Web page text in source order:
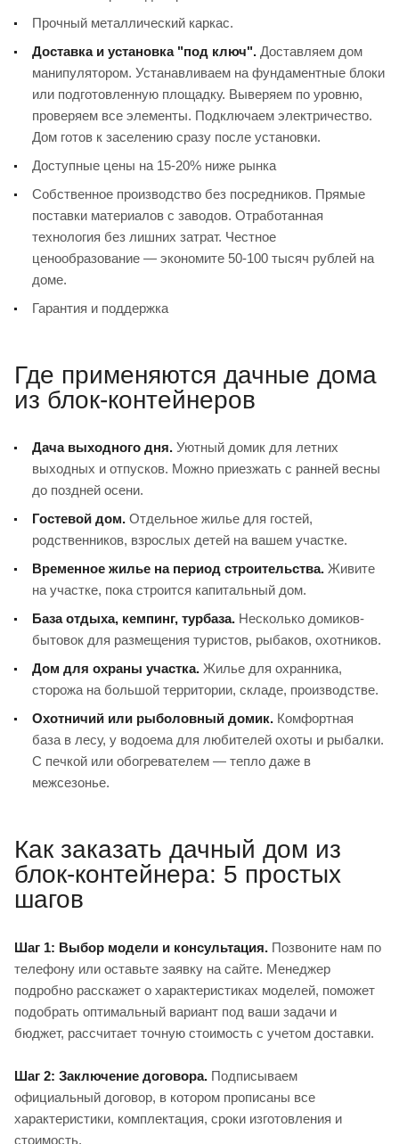
Прочный металлический каркас.
Доставка и установка "под ключ". Доставляем дом
манипулятором. Устанавливаем на фундаментные блоки
или подготовленную площадку. Выверяем по уровню,
проверяем все элементы. Подключаем электричество.
Дом готов к заселению сразу после установки.
Доступные цены на 15-20% ниже рынка
Собственное производство без посредников. Прямые
поставки материалов с заводов. Отработанная
технология без лишних затрат. Честное
ценообразование — экономите 50-100 тысяч рублей на
доме.
Гарантия и поддержка
Где применяются дачные дома
из блок-контейнеров
Дача выходного дня. Уютный домик для летних
выходных и отпусков. Можно приезжать с ранней весны
до поздней осени.
Гостевой дом. Отдельное жилье для гостей,
родственников, взрослых детей на вашем участке.
Временное жилье на период строительства. Живите
на участке, пока строится капитальный дом.
База отдыха, кемпинг, турбаза. Несколько домиков-
бытовок для размещения туристов, рыбаков, охотников.
Дом для охраны участка. Жилье для охранника,
сторожа на большой территории, складе, производстве.
Охотничий или рыболовный домик. Комфортная
база в лесу, у водоема для любителей охоты и рыбалки.
С печкой или обогревателем — тепло даже в
межсезонье.
Как заказать дачный дом из
блок-контейнера: 5 простых
шагов
Шаг 1: Выбор модели и консультация. Позвоните нам по
телефону или оставьте заявку на сайте. Менеджер
подробно расскажет о характеристиках моделей, поможет
подобрать оптимальный вариант под ваши задачи и
бюджет, рассчитает точную стоимость с учетом доставки.
Шаг 2: Заключение договора. Подписываем
официальный договор, в котором прописаны все
характеристики, комплектация, сроки изготовления и
стоимость.